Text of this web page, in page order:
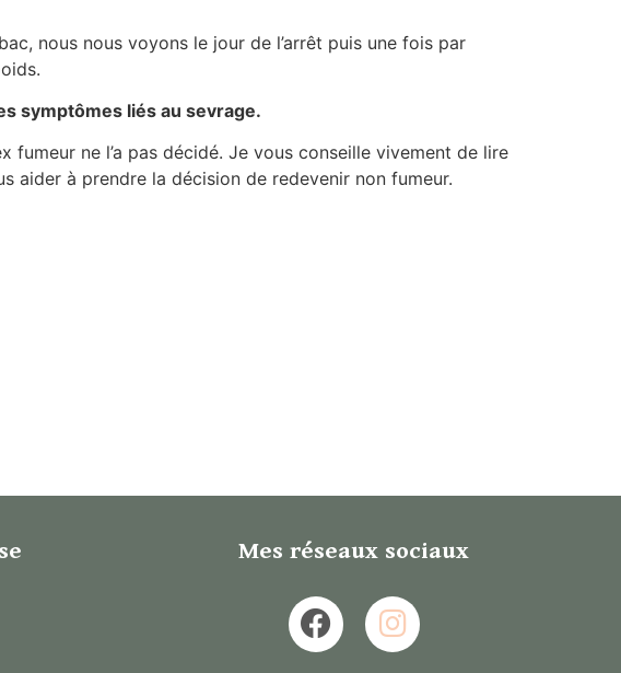
nous nous voyons le jour de l’arrêt puis une fois par
symptômes liés au sevrage.
fumeur ne l’a pas décidé. Je vous conseille vivement de lire
aider à prendre la décision de redevenir non fumeur.
Mes réseaux sociaux